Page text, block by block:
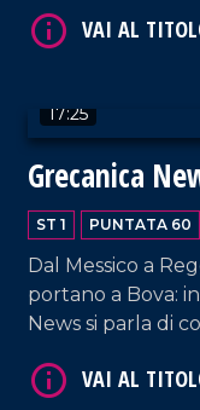
racconto corale
17:25
Grecanica
ST 1 PUNTATA 60
Dal Messico a
portano a Bova:
News si parla di
della prima
VAI AL TITOLO